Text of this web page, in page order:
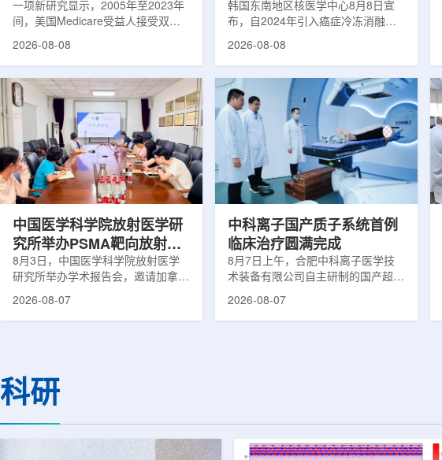
一项新研究显示，2005年至2023年
间，美国Medicare受益人接受双能X
射线吸收测定(DXA)检查的比例明显
果提示，不同人群之间的筛查可及性
差异正在扩大。研究人员分析了超过
500万名Medicare受益人的理赔数
据。结果显示，DXA使用率从2005
年的每10万名受益人7255次，下降
至2023年的每10万名受益人4690
次。相关研究已发表于
《Osteoporosis International》。下
2026-08-08
100例
韩国东南地区核医学中心8月8日宣
布，自2024年引入癌症冷冻消融术
以来，中心已完成超过100例相关手
法。治疗过程中，医生在CT或超声
成像引导下，将细治疗针精准插入肿
瘤部位，通过零下40摄氏度或更低
的超低温冷冻病灶，使癌细胞发生坏
死。由于低温冷冻本身具有一定麻醉
作用，该技术有助于减轻患者疼痛，
减少对周围正常组织的损伤，并促进
术后较快恢复。据该中心介绍，目前
2026-08-08
中国医学科学院放射医学研
究所举办PSMA靶向放射性
药物学术报告会
8月3日，中国医学科学院放射医学
研究所举办学术报告会，邀请加拿大
温哥华不列颠哥伦比亚癌症中心林国
授长期从事肿瘤诊疗靶向放射性药物
开发研究，已主导或参与发表135余
款自研放射性药物的临床转化，应用
2026-08-07
中科离子国产质子系统首例
临床治疗圆满完成
8月7日上午，合肥中科离子医学技
术装备有限公司自主研制的国产超导
回旋质子治疗系统，在合肥离子医学
疗。设备运行平稳低噪，治疗控制软
2026-08-07
科研